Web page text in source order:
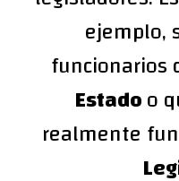
ejemplo,
funcionarios
Estadoo
realmente